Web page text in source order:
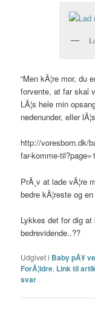
“Men kÃ¦re mor, du
forvente, at far skal
LÃ¦s hele min
nedenunder, eller
http://voresborn.dk/
far-komme-til?page=1
PrÃ¸v at lade vÃ¦re
bedre kÃ¦reste og
Lykkes det for dig at
bedrevidende..??
Udgivet i Baby pÃ¥
ForÃ¦ldre, Link til
svar